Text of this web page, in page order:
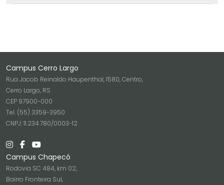
Campus Cerro Largo
Rua Jacob Reinaldo Haupenthal, 1580, Centro,
Cerro Largo, RS
CEP 97900-000
Tel. (55) 3359-3950
CNPJ: 11.234.780/0003-12
Campus Chapecó
Rodovia SC 484, km 02,
Bairro Fronteira Sul,